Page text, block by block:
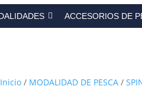
ACCESORIOS DE
Inicio / MODALIDAD DE PESCA /